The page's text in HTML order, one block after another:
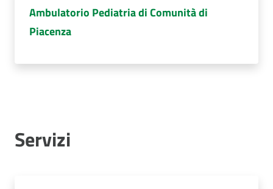
Ambulatorio Pediatria di Comunità di
Piacenza
Servizi